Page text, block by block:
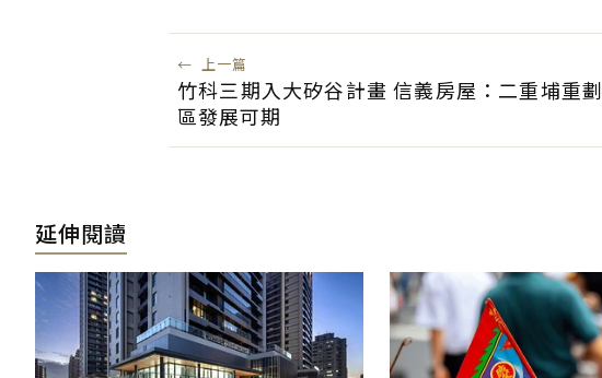
← 上一篇
竹科三期入大矽谷計畫 信義房屋：二重埔重劃
區發展可期
延伸閱讀